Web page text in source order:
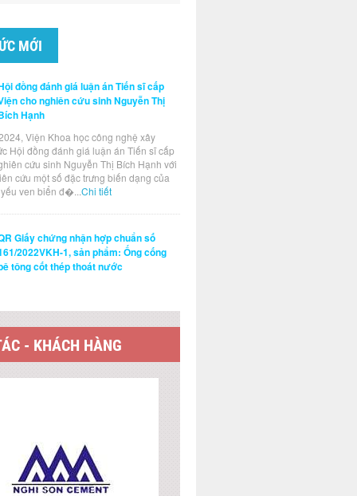
MỚI
đồng đánh giá luận án Tiến sĩ cấp
cho nghiên cứu sinh Nguyễn Thị
Hạnh
Viện Khoa học công nghệ xây
Hội đồng đánh giá luận án Tiến sĩ cấp
cứu sinh Nguyễn Thị Bích Hạnh với
cứu một số đặc trưng biến dạng của
ven biển đ�...Chi tiết
Giấy chứng nhận hợp chuẩn số
2022VKH-1, sản phẩm: Ống cống
tông cốt thép thoát nước
- KHÁCH HÀNG